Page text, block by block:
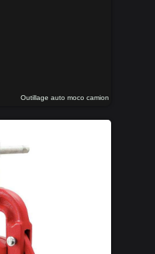
Outillage auto moco camion